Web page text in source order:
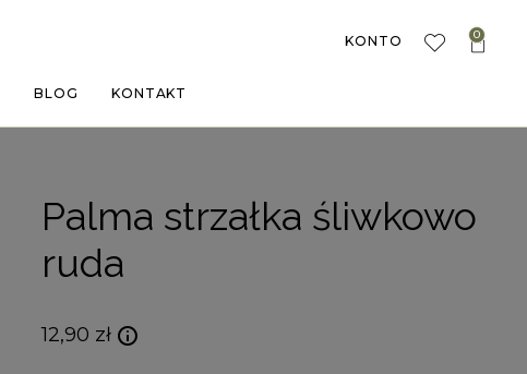
BLOG KONTAKT
KONTO 0
Palma strzałka śliwkowo
ruda
12,90 zł